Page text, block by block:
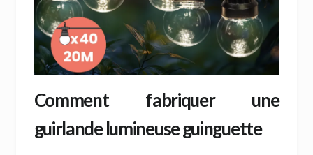
Comment fabriquer une
guirlande lumineuse guinguette